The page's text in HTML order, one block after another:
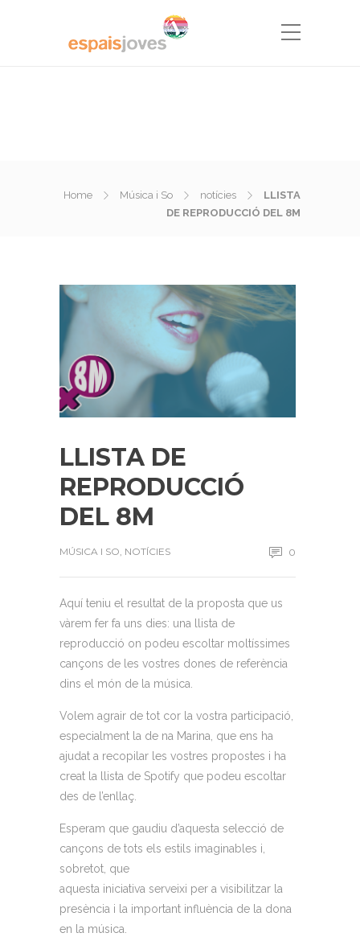
Home Música i So notícies
LLISTA
DE REPRODUCCIÓ DEL 8M
LLISTA DE
REPRODUCCIÓ
DEL 8M
MÚSICA I SO, NOTÍCIES 0
Aquí teniu el resultat de la proposta que us
vàrem fer fa uns dies: una llista de
reproducció on podeu escoltar moltíssimes
cançons de les vostres dones de referència
dins el món de la música.
Volem agrair de tot cor la vostra participació,
especialment la de na Marina, que ens ha
ajudat a recopilar les vostres propostes i ha
creat la llista de Spotify que podeu escoltar
des de l’enllaç.
Esperam que gaudiu d’aquesta selecció de
cançons de tots els estils imaginables i,
sobretot, que
aquesta iniciativa serveixi per a visibilitzar la
presència i la important influència de la dona
en la música.